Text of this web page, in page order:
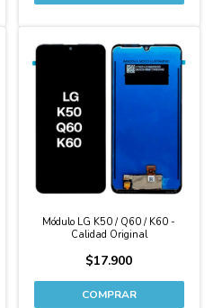
Módulo LG K50 / Q60 / K60 -
Calidad Original
$17.900